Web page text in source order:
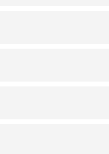
예술 작품이 전시된 아트
우동 전문점이 시내 곳
습니다. 여유가 있다면 2